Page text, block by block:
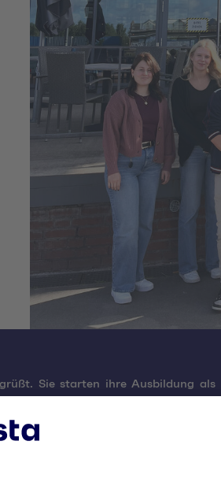
Sie starten ihre Ausbildung
Programm optimal bei uns
Challenges sowie